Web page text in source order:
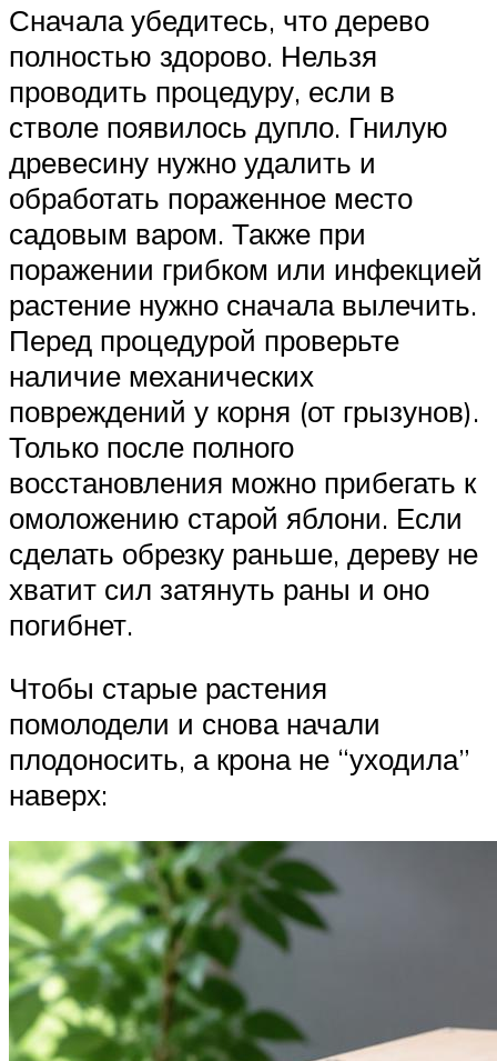
Сначала убедитесь, что дерево
полностью здорово. Нельзя
проводить процедуру, если в
стволе появилось дупло. Гнилую
древесину нужно удалить и
обработать пораженное место
садовым варом. Также при
поражении грибком или инфекцией
растение нужно сначала вылечить.
Перед процедурой проверьте
наличие механических
повреждений у корня (от грызунов).
Только после полного
восстановления можно прибегать к
омоложению старой яблони. Если
сделать обрезку раньше, дереву не
хватит сил затянуть раны и оно
погибнет.
Чтобы старые растения
помолодели и снова начали
плодоносить, а крона не “уходила”
наверх: